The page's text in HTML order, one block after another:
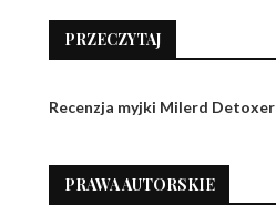
PRZECZYTAJ
Recenzja myjki Milerd Detoxer
PRAWA AUTORSKIE